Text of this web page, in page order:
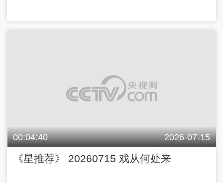
00:04:40 2026-07-15
《星推荐》 20260715 戏从何处来